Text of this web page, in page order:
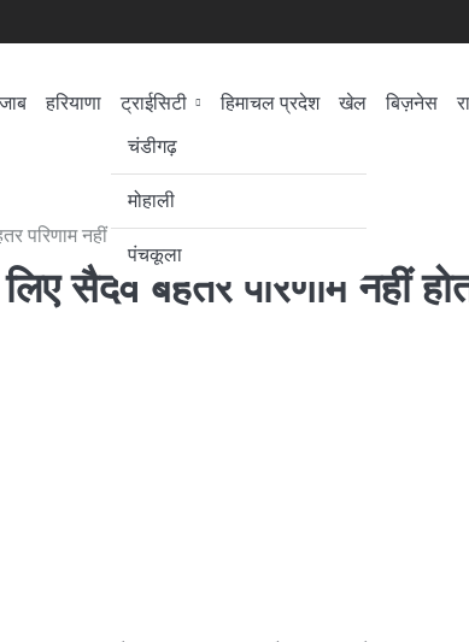
हरियाणा
ट्राईसिटी
चंडीगढ़
मोहाली
पंचकूला
हिमाचल प्रदेश खेल बिज़नेस
नहीं होता,जापान को ही देख लें
सैदव बेहतर परिणाम नहीं